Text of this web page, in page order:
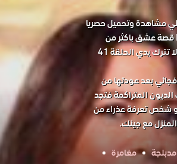
عشق الاصلي مشاهدة وتحميل حصريا
مسلسل الدراما التركي لا تترك يدي مدبلج الحلقة 41 كاملة HD قصة عشق باكثر من
جودة مناسبة للجوال 1080P+720P+480P+360P مسلسل لا تترك يدي الحلقة 41
بعد عودتها من
المتراكمة فتجد
شخص تعرفة عذراء من
مع جينك.
مغامرة